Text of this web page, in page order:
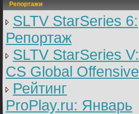
Репортажи
SLTV StarSeries 6:
Репортаж
SLTV StarSeries V:
CS Global Offensive
Рейтинг
ProPlay.ru: Январь